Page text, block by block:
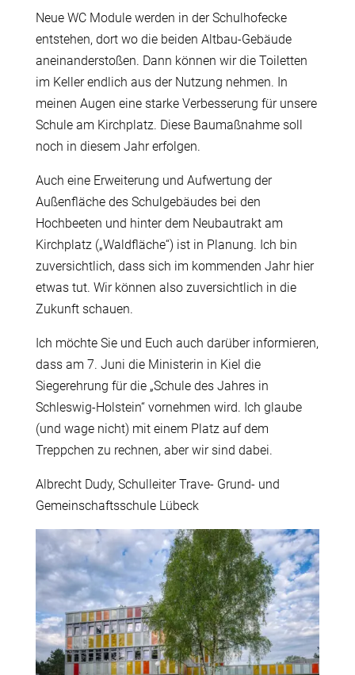
Neue WC Module werden in der Schulhofecke
entstehen, dort wo die beiden Altbau-Gebäude
aneinanderstoßen. Dann können wir die Toiletten
im Keller endlich aus der Nutzung nehmen. In
meinen Augen eine starke Verbesserung für unsere
Schule am Kirchplatz. Diese Baumaßnahme soll
noch in diesem Jahr erfolgen.
Auch eine Erweiterung und Aufwertung der
Außenfläche des Schulgebäudes bei den
Hochbeeten und hinter dem Neubautrakt am
Kirchplatz („Waldfläche“) ist in Planung. Ich bin
zuversichtlich, dass sich im kommenden Jahr hier
etwas tut. Wir können also zuversichtlich in die
Zukunft schauen.
Ich möchte Sie und Euch auch darüber informieren,
dass am 7. Juni die Ministerin in Kiel die
Siegerehrung für die „Schule des Jahres in
Schleswig-Holstein“ vornehmen wird. Ich glaube
(und wage nicht) mit einem Platz auf dem
Treppchen zu rechnen, aber wir sind dabei.
Albrecht Dudy, Schulleiter Trave- Grund- und
Gemeinschaftsschule Lübeck